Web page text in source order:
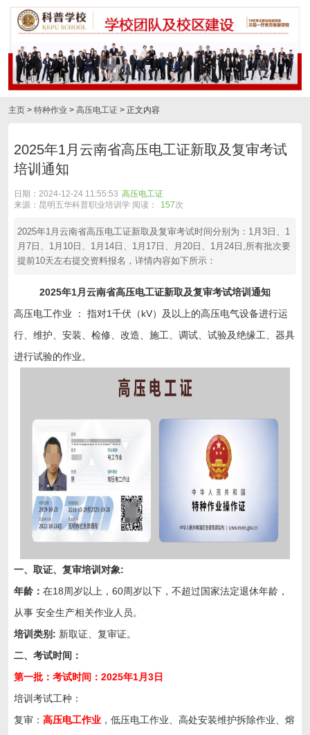
主页 > 特种作业 > 高压电工证 > 正文内容
2025年1月云南省高压电工证新取及复审考试
培训通知
日期：2024-12-24 11:55:53 高压电工证
来源：昆明五华科普职业培训学 阅读：
157次
2025年1月云南省高压电工证新取及复审考试时间分别为：1月3日、1
月7日、1月10日、1月14日、1月17日、月20日、1月24日,所有批次要
提前10天左右提交资料报名，详情内容如下所示：
2025年1月云南省高压电工证新取及复审考试培训通知
高压电工作业 ： 指对1千伏（kV）及以上的高压电气设备进行运
行、维护、安装、检修、改造、施工、调试、试验及绝缘工、器具
进行试验的作业。
一、取证、复审培训对象:
年龄：在18周岁以上，60周岁以下，不超过国家法定退休年龄，
从事 安全生产相关作业人员。
培训类别: 新取证、复审证。
二、考试时间：
第一批：考试时间：2025年1月3日
培训考试工种：
复审：高压电工作业 ，低压电工作业、高处安装维护拆除作业、熔